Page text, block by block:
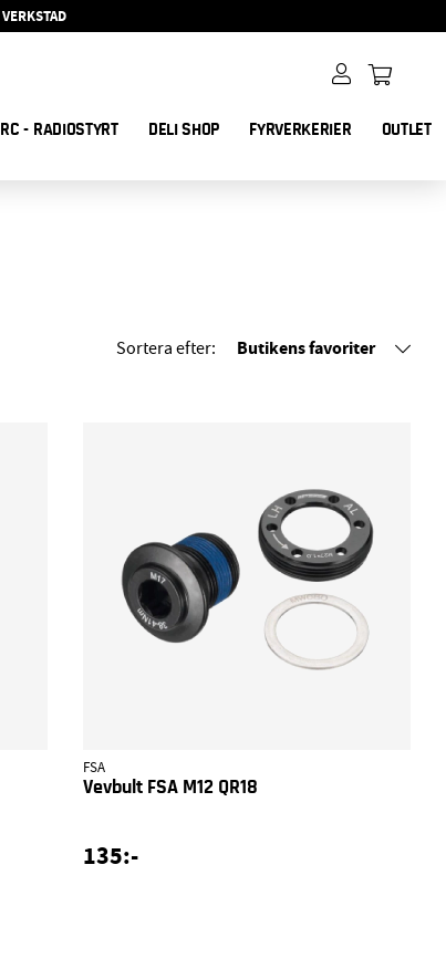
VERKSTAD
RC - RADIOSTYRT DELI SHOP FYRVERKERIER
OUTLET
Sortera efter: Butikens favoriter
FSA
Vevbult FSA M12 QR18
135:-